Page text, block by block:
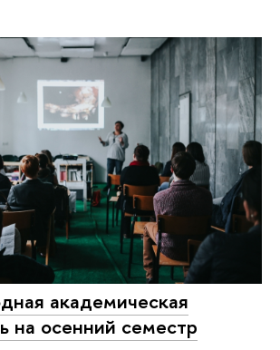
академическая
на осенний семестр